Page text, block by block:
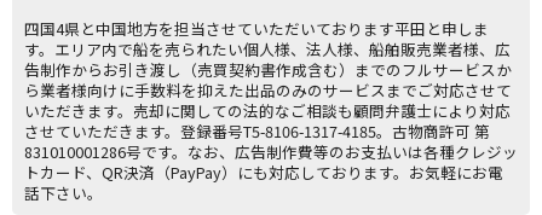
四国4県と中国地方を担当させていただいております平田と申しま
す。エリア内で船を売られたい個人様、法人様、船舶販売業者様、広
告制作からお引き渡し（売買契約書作成含む）までのフルサービスか
ら業者様向けに手数料を抑えた出品のみのサービスまでご対応させて
いただきます。売却に関しての法的なご相談も顧問弁護士により対応
させていただきます。登録番号T5-8106-1317-4185。古物商許可 第
831010001286号です。なお、広告制作費等のお支払いは各種クレジッ
トカード、QR決済（PayPay）にも対応しております。お気軽にお電
話下さい。